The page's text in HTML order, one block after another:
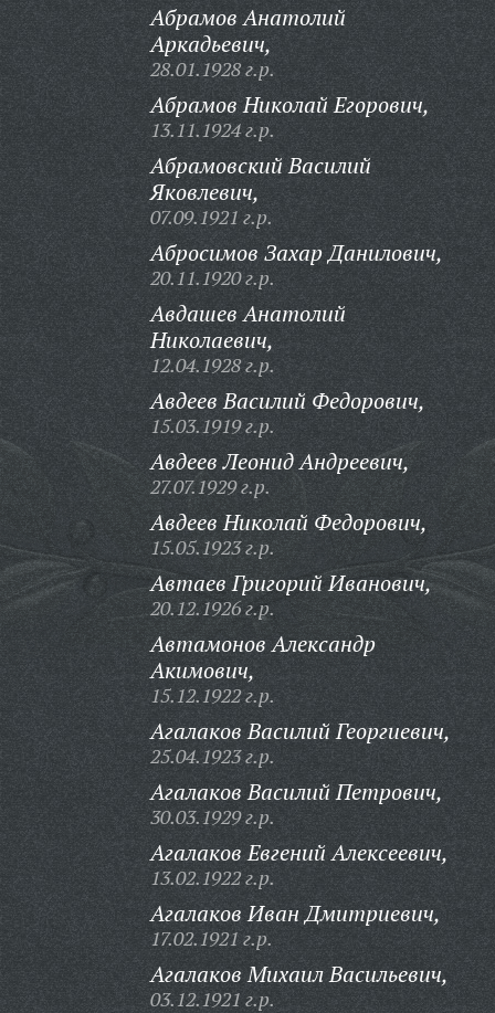
Абрамов Анатолий
Аркадьевич,
28.01.1928 г.р.
Абрамов Николай Егорович,
13.11.1924 г.р.
Абрамовский Василий
Яковлевич,
07.09.1921 г.р.
Абросимов Захар Данилович,
20.11.1920 г.р.
Авдашев Анатолий
Николаевич,
12.04.1928 г.р.
Авдеев Василий Федорович,
15.03.1919 г.р.
Авдеев Леонид Андреевич,
27.07.1929 г.р.
Авдеев Николай Федорович,
15.05.1923 г.р.
Автаев Григорий Иванович,
20.12.1926 г.р.
Автамонов Александр
Акимович,
15.12.1922 г.р.
Агалаков Василий Георгиевич,
25.04.1923 г.р.
Агалаков Василий Петрович,
30.03.1929 г.р.
Агалаков Евгений Алексеевич,
13.02.1922 г.р.
Агалаков Иван Дмитриевич,
17.02.1921 г.р.
Агалаков Михаил Васильевич,
03.12.1921 г.р.